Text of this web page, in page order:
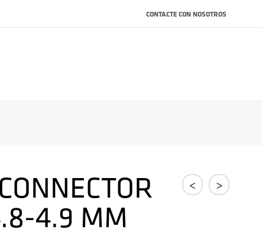
CONTACTE CON NOSOTROS
< >
4.9 MM